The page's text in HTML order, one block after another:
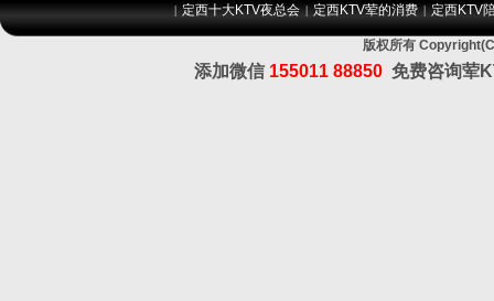
|定西十大KTV夜总会 |定西KTV荤的消费 |定西KTV
版权所有
添加微信 155011 88850 免费咨询荤